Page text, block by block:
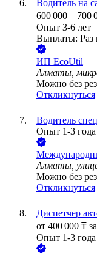
Водитель на
600 000 – 700
Опыт 3-6 лет
Выплаты: Раз
ИП EcoUtil
Алматы,
Можно без
Откликнуться
Водитель
Опыт 1-3 года
Алматы,
Можно без
Откликнуться
Диспетчер
от 400 000 ₸
Опыт 1-3 года